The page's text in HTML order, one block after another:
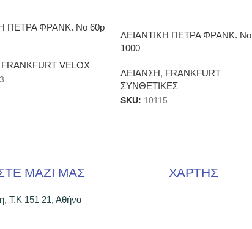
ΠΕΤΡΑ ΦΡΑΝΚ. Νο 60p
FRANKFURT VELOX
ΛΕΙΑΝΤΙΚΗ ΠΕΤΡΑ ΦΡΑΝΚ. Νο
1000
ΛΕΙΑΝΣΗ, FRANKFURT
ΣΥΝΘΕΤΙΚΕΣ
SKU: 10115
ΜΑΖΊ ΜΑΣ
Τ.Κ 151 21, Αθήνα
ΧΑΡΤΗΣ